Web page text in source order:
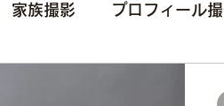
家族撮影 プロフィール